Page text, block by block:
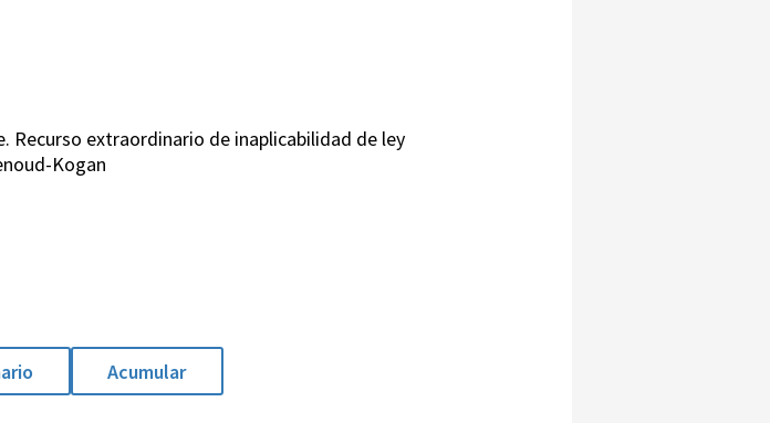
Recurso extraordinario de inaplicabilidad de ley
Kogan
Acumular